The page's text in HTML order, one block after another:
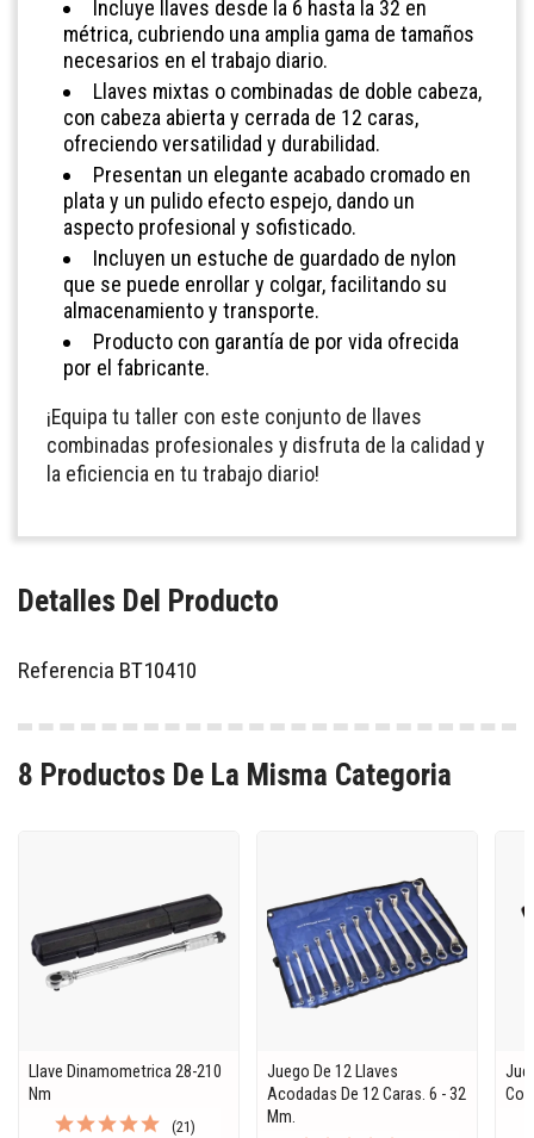
Incluye llaves desde la 6 hasta la 32 en
métrica, cubriendo una amplia gama de tamaños
necesarios en el trabajo diario.
Llaves mixtas o combinadas de doble cabeza,
con cabeza abierta y cerrada de 12 caras,
ofreciendo versatilidad y durabilidad.
Presentan un elegante acabado cromado en
plata y un pulido efecto espejo, dando un
aspecto profesional y sofisticado.
Incluyen un estuche de guardado de nylon
que se puede enrollar y colgar, facilitando su
almacenamiento y transporte.
Producto con garantía de por vida ofrecida
por el fabricante.
¡Equipa tu taller con este conjunto de llaves
combinadas profesionales y disfruta de la calidad y
la eficiencia en tu trabajo diario!
Detalles Del Producto
Referencia BT10410
8 Productos De La Misma Categoria
Llave Dinamometrica 28-210
Nm
(21)
Juego De 12 Llaves
Acodadas De 12 Caras. 6 - 32
Mm.